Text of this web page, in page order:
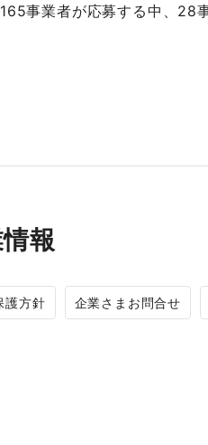
165事業者が応募する中、28
報
護方針 企業さまお問合せ